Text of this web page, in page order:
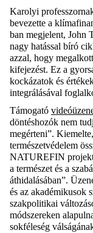
Karolyi professzor
bevezette a
ban megjelent, John
nagy hatással bíró
azzal, hogy
kifejezést. Ez a
kockázatok és
integrálásával
Támogató
döntéshozók nem
megérteni”. Kiemelte
természetvédelem
NATUREFIN
a természet és a
áthidalásában”.
és az akadémikusok
szakpolitikai
módszereken alapul
sokféleség